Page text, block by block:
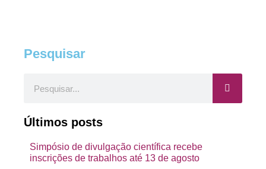
Pesquisar
Últimos posts
Simpósio de divulgação científica recebe
inscrições de trabalhos até 13 de agosto